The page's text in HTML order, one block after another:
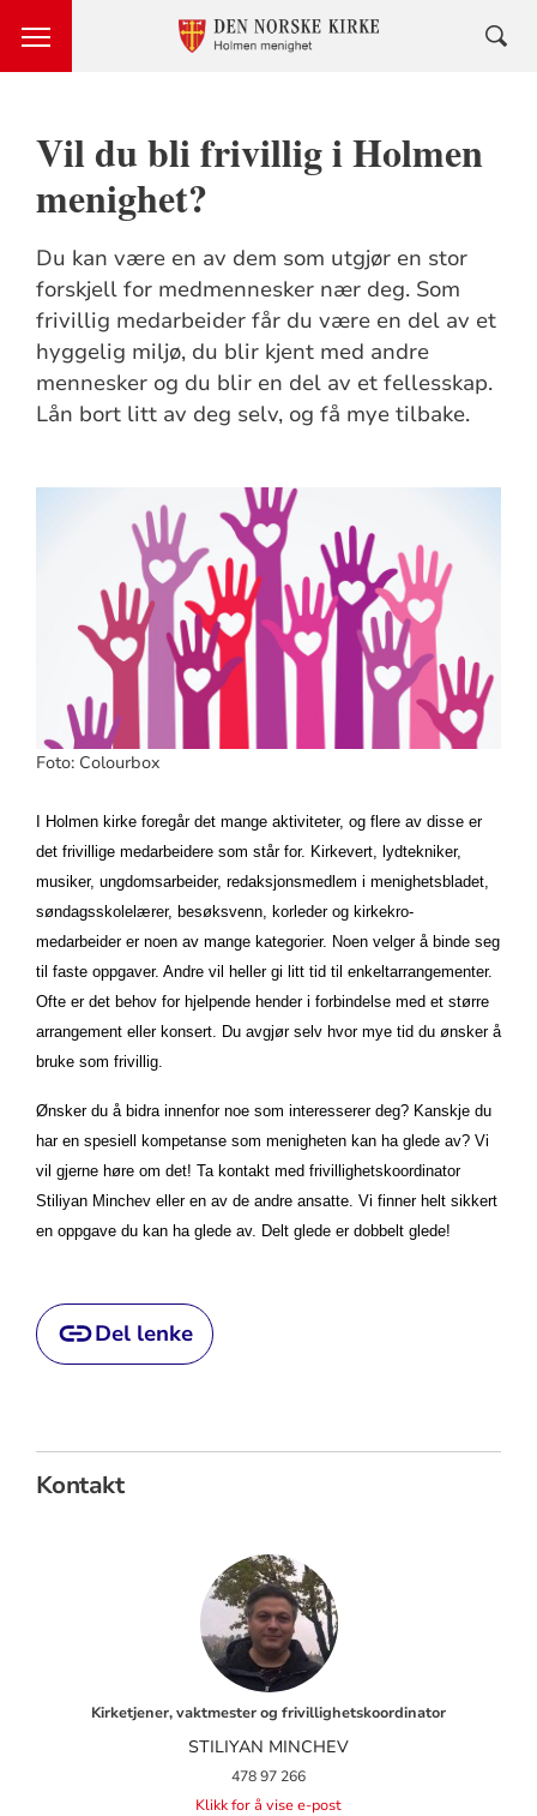
Vil du bli frivillig i Holmen
menighet?
Du kan være en av dem som utgjør en stor
forskjell for medmennesker nær deg. Som
frivillig medarbeider får du være en del av et
hyggelig miljø, du blir kjent med andre
mennesker og du blir en del av et fellesskap.
Lån bort litt av deg selv, og få mye tilbake.
Foto: Colourbox
I Holmen kirke foregår det mange aktiviteter, og flere av disse er
det frivillige medarbeidere som står for. Kirkevert, lydtekniker,
musiker, ungdomsarbeider, redaksjonsmedlem i menighetsbladet,
søndagsskolelærer, besøksvenn, korleder og kirkekro-
medarbeider er noen av mange kategorier. Noen velger å binde seg
til faste oppgaver. Andre vil heller gi litt tid til enkeltarrangementer.
Ofte er det behov for hjelpende hender i forbindelse med et større
arrangement eller konsert. Du avgjør selv hvor mye tid du ønsker å
bruke som frivillig.
Ønsker du å bidra innenfor noe som interesserer deg? Kanskje du
har en spesiell kompetanse som menigheten kan ha glede av? Vi
vil gjerne høre om det! Ta kontakt med frivillighetskoordinator
Stiliyan Minchev eller en av de andre ansatte. Vi finner helt sikkert
en oppgave du kan ha glede av. Delt glede er dobbelt glede!
Del lenke
Kontakt
Kirketjener, vaktmester og frivillighetskoordinator
STILIYAN MINCHEV
478 97 266
Klikk for å vise e-post